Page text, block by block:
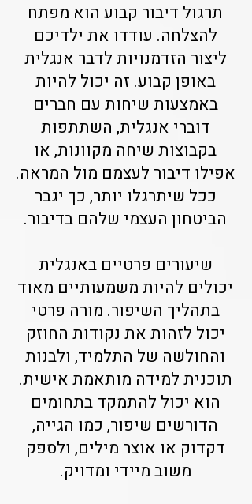
תרגול דיבור קבוע הוא מפתח
להצלחה. עודדו את ילדיכם
ליצור הזדמנויות לדבר אנגלית
באופן קבוע. זה יכול להיות
באמצעות שיחות עם חברים
דוברי אנגלית, השתתפות
בקבוצות שיחה מקוונות, או
אפילו דיבור לעצמם מול המראה.
ככל שיתרגלו יותר, כך יגבר
הביטחון העצמי שלהם בדיבור.
שיעורים פרטיים באנגלית
יכולים להיות משמעותיים מאוד
בתהליך השיפור. מורה פרטי
יכול לזהות את נקודות החוזק
והחולשה של התלמיד, ולבנות
תוכנית למידה מותאמת אישית.
הוא יכול להתמקד בתחומים
הדורשים שיפור, כמו הגייה,
דקדוק או אוצר מילים, ולספק
משוב מיידי ומדויק.